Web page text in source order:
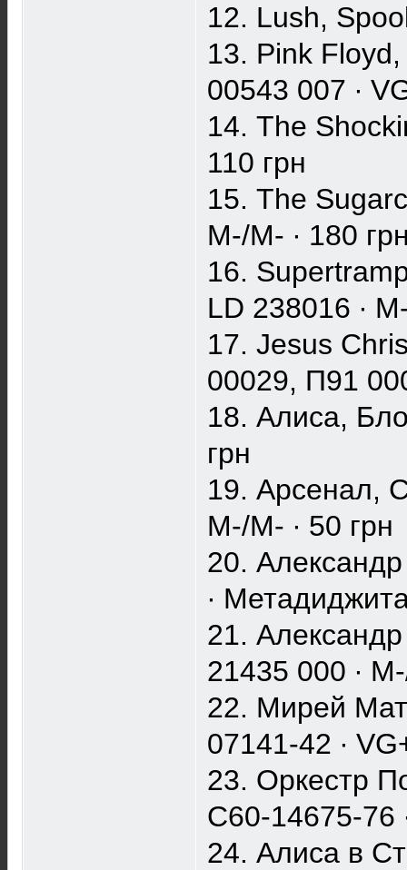
12. Lush,
13. Pink
00543 007 ∙
14. The
110 грн
15. The
M-/M- ∙ 180
16.
LD 238016 ∙
17. Jesus
00029, П91
18. Алиса,
грн
19. Арсенал,
M-/M- ∙ 50 грн
20.
∙
21.
21435 000 ∙
22. Мирей
07141-42 ∙
23. Оркестр
С60-14675-76
24. Алиса в